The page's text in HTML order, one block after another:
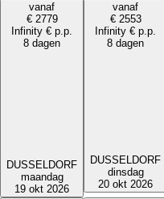
vanaf
€ 2779
Infinity € p.p.
8 dagen
DUSSELDORF
maandag
19 okt 2026
vanaf
€ 2553
Infinity € p.p.
8 dagen
DUSSELDORF
dinsdag
20 okt 2026